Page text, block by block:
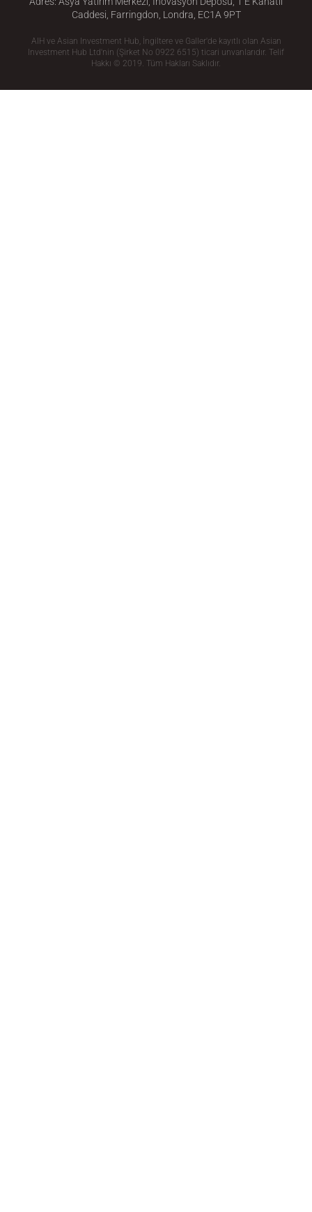
Caddesi, Farringdon, Londra, EC1A 9PT
AIH ve Asian Investment Hub, İngiltere ve Galler'de kayıtlı olan Asian
Investment Hub Ltd'nin (Şirket No 0922 6515) ticari unvanlarıdır. Telif
Hakkı © 2019. Tüm Hakları Saklıdır.